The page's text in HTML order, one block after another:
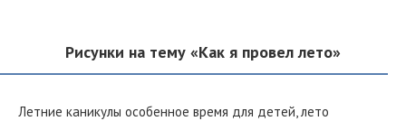
Рисунки на тему «Как я провел лето»
Летние каникулы особенное время для детей, лето